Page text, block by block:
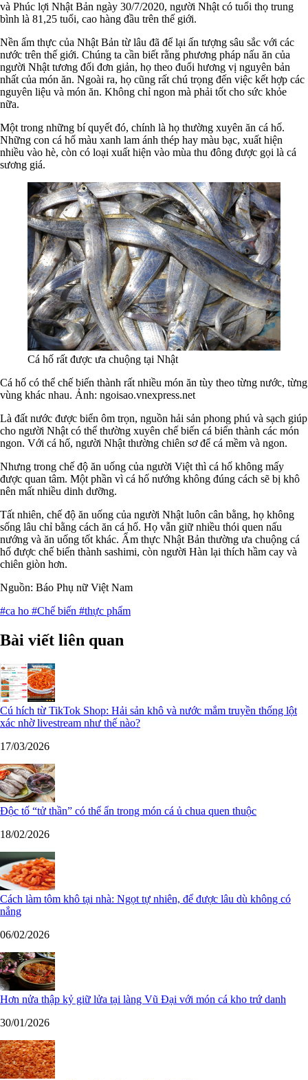
và Phúc lợi Nhật Bản ngày 30/7/2020, người Nhật có tuổi thọ trung
bình là 81,25 tuổi, cao hàng đầu trên thế giới.
Nền ẩm thực của Nhật Bản từ lâu đã để lại ấn tượng sâu sắc với các
nước trên thế giới. Chúng ta cần biết rằng phương pháp nấu ăn của
người Nhật tương đối đơn giản, họ theo đuổi hương vị nguyên bản
nhất của món ăn. Ngoài ra, họ cũng rất chú trọng đến việc kết hợp các
nguyên liệu và món ăn. Không chỉ ngon mà phải tốt cho sức khỏe
nữa.
Một trong những bí quyết đó, chính là họ thường xuyên ăn cá hố.
Những con cá hố màu xanh lam ánh thép hay màu bạc, xuất hiện
nhiều vào hè, còn có loại xuất hiện vào mùa thu đông được gọi là cá
sương giá.
Cá hố rất được ưa chuộng tại Nhật
Cá hố có thể chế biến thành rất nhiều món ăn tùy theo từng nước, từng
vùng khác nhau. Ảnh: ngoisao.vnexpress.net
Là đất nước được biển ôm trọn, nguồn hải sản phong phú và sạch giúp
cho người Nhật có thể thường xuyên chế biến cá biển thành các món
ngon. Với cá hố, người Nhật thường chiên sơ để cá mềm và ngon.
Nhưng trong chế độ ăn uống của người Việt thì cá hố không mấy
được quan tâm. Một phần vì cá hố nướng không đúng cách sẽ bị khô
nên mất nhiều dinh dưỡng.
Tất nhiên, chế độ ăn uống của người Nhật luôn cân bằng, họ không
sống lâu chỉ bằng cách ăn cá hố. Họ vẫn giữ nhiều thói quen nấu
nướng và ăn uống tốt khác. Ẩm thực Nhật Bản thường ưa chuộng cá
hố được chế biến thành sashimi, còn người Hàn lại thích hầm cay và
chiên giòn hơn.
Nguồn: Báo Phụ nữ Việt Nam
#ca ho #Chế biến #thực phẩm
Bài viết liên quan
Cú hích từ TikTok Shop: Hải sản khô và nước mắm truyền thống lột
xác nhờ livestream như thế nào?
17/03/2026
Độc tố “tử thần” có thể ẩn trong món cá ủ chua quen thuộc
18/02/2026
Cách làm tôm khô tại nhà: Ngọt tự nhiên, để được lâu dù không có
nắng
06/02/2026
Hơn nửa thập kỷ giữ lửa tại làng Vũ Đại với món cá kho trứ danh
30/01/2026